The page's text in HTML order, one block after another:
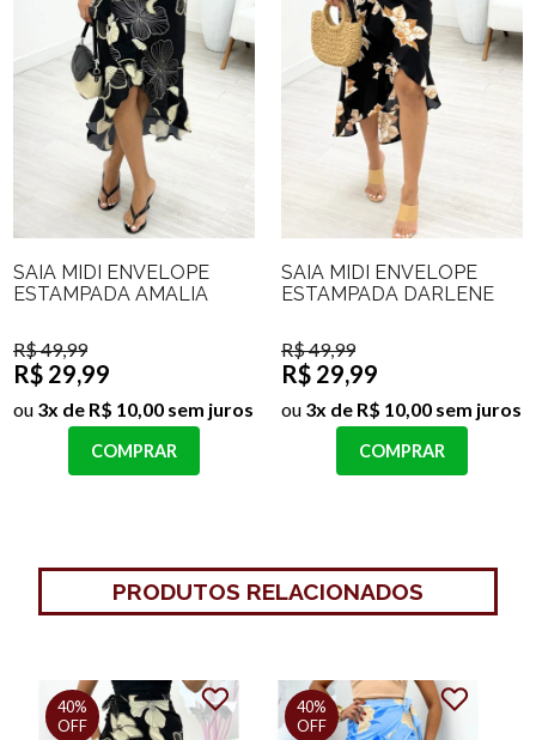
SAIA MIDI ENVELOPE
ESTAMPADA AMALIA
R$ 49,99
R$ 29,99
ou 3x de R$ 10,00 sem juros
COMPRAR
SAIA MIDI ENVELOPE
ESTAMPADA DARLENE
R$ 49,99
R$ 29,99
ou 3x de R$ 10,00 sem juros
COMPRAR
PRODUTOS RELACIONADOS
40%
OFF
40%
OFF